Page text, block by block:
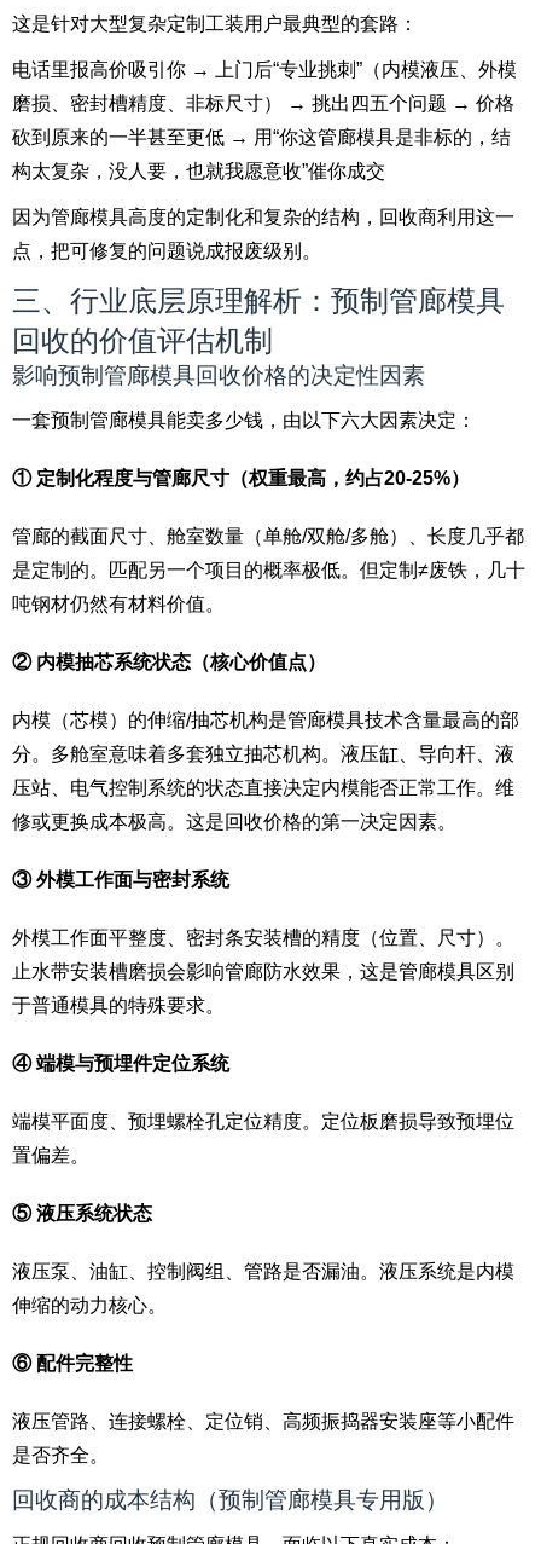
这是针对大型复杂定制工装用户最典型的套路：
电话里报高价吸引你 → 上门后“专业挑刺”（内模液压、外模
磨损、密封槽精度、非标尺寸） → 挑出四五个问题 → 价格
砍到原来的一半甚至更低 → 用“你这管廊模具是非标的，结
构太复杂，没人要，也就我愿意收”催你成交
因为管廊模具高度的定制化和复杂的结构，回收商利用这一
点，把可修复的问题说成报废级别。
三、行业底层原理解析：预制管廊模具
回收的价值评估机制
影响预制管廊模具回收价格的决定性因素
一套预制管廊模具能卖多少钱，由以下六大因素决定：
① 定制化程度与管廊尺寸（权重最高，约占20-25%）
管廊的截面尺寸、舱室数量（单舱/双舱/多舱）、长度几乎都
是定制的。匹配另一个项目的概率极低。但定制≠废铁，几十
吨钢材仍然有材料价值。
② 内模抽芯系统状态（核心价值点）
内模（芯模）的伸缩/抽芯机构是管廊模具技术含量最高的部
分。多舱室意味着多套独立抽芯机构。液压缸、导向杆、液
压站、电气控制系统的状态直接决定内模能否正常工作。维
修或更换成本极高。这是回收价格的第一决定因素。
③ 外模工作面与密封系统
外模工作面平整度、密封条安装槽的精度（位置、尺寸）。
止水带安装槽磨损会影响管廊防水效果，这是管廊模具区别
于普通模具的特殊要求。
④ 端模与预埋件定位系统
端模平面度、预埋螺栓孔定位精度。定位板磨损导致预埋位
置偏差。
⑤ 液压系统状态
液压泵、油缸、控制阀组、管路是否漏油。液压系统是内模
伸缩的动力核心。
⑥ 配件完整性
液压管路、连接螺栓、定位销、高频振捣器安装座等小配件
是否齐全。
回收商的成本结构（预制管廊模具专用版）